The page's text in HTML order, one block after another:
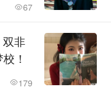
67
非
！
179